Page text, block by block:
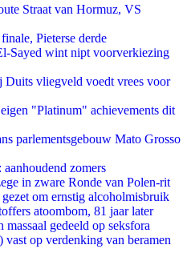
Straat van Hormuz, VS
Pieterse derde
Sayed wint nipt voorverkiezing
Duits vliegveld voedt vrees voor
"Platinum" achievements dit
parlementsgebouw Mato Grosso
zomers
in zware Ronde van Polen-rit
om ernstig alcoholmisbruik
atoombom, 81 jaar later
gedeeld op seksfora
op verdenking van beramen